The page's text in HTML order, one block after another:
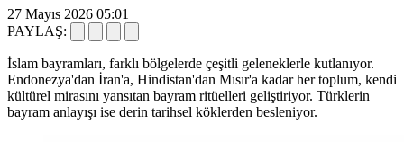
27 Mayıs 2026 05:01
PAYLAŞ:
İslam bayramları, farklı bölgelerde çeşitli geleneklerle kutlanıyor.
Endonezya'dan İran'a, Hindistan'dan Mısır'a kadar her toplum, kendi
kültürel mirasını yansıtan bayram ritüelleri geliştiriyor. Türklerin
bayram anlayışı ise derin tarihsel köklerden besleniyor.